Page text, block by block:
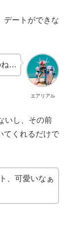
デートができな
エアリアル
ね…
いし、その前
てくれるだけで
、可愛いなぁ